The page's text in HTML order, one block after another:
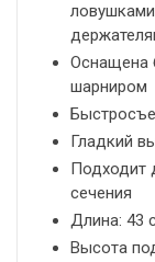
Оснащена
шарниром
Гладкий
Подходит
сечения
Длина: 43
Высота